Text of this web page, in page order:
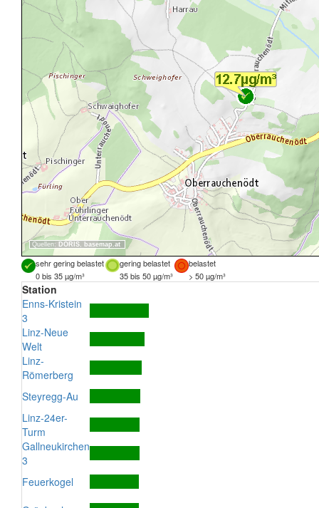
Quellen: DORIS, basemap.at
sehr gering belastet gering belastet
belastet
0 bis 35 µg/m³
35 bis 50 µg/m³ > 50 µg/m³
Station
Enns-Kristein
3
Linz-Neue
Welt
Linz-
Römerberg
Steyregg-Au
Linz-24er-
Turm
Gallneukirchen
3
Feuerkogel